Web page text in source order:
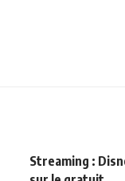
Streaming :